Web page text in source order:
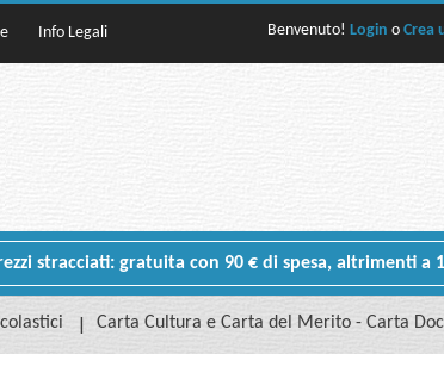
Info Legali Benvenuto! Login o Crea
stracciati: gratuita con 90 € di spesa, altrimenti
Carta Cultura e Carta del Merito - Carta